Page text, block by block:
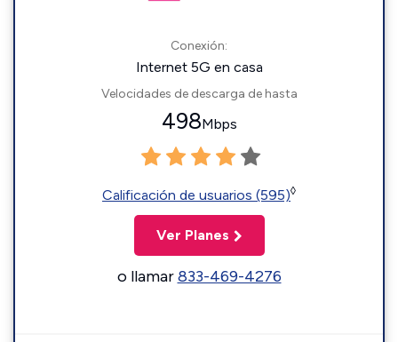
Conexión:
Internet 5G en casa
Velocidades de descarga de hasta
498Mbps
Calificación de usuarios (595)◊
Ver Planes
o llamar833-469-4276